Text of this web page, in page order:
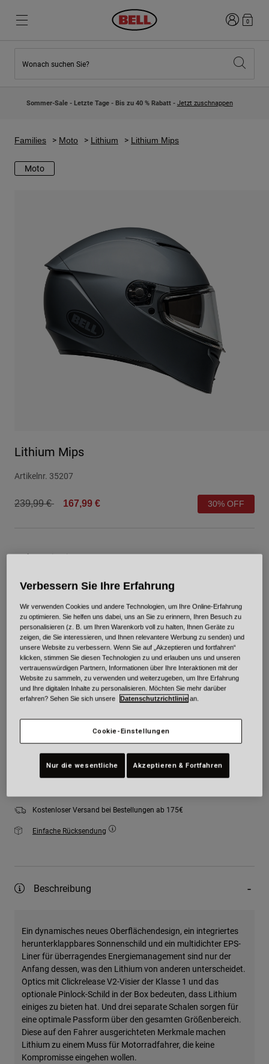
Neuzugänge
Kinder Motocrosshelme
Entdecken Moto
Motocross
Adventure
Ersatzteile
Neuzugänge
Lifestyle
Road & Gravel
Urban
Ersatzteile
Anmelden
0
Wonach suchen Sie?
Sommer-Sale - Letzte Tage - Bis zu 40 % Rabatt - Jetzt zuschnappen
Families Moto Lithium Lithium Mips
Moto
Lithium Mips
Artikelnr. 35207
Price reduced from
239,99 €to 167,99 € 30% OFF
Farben -Titanium Grau
ausgewählt
Größe Größentabelle
XS S M L XL 2XL
Kostenloser Versand bei Bestellungen ab 175€
Einfache Rücksendung
Beschreibung
Ein dynamisches neues Oberflächendesign, ein integriertes
herunterklappbares Sonnenschild und ein multidichter EPS-
Liner für überragendes Energiemanagement sind nur der
Anfang dessen, was den Lithium von anderen unterscheidet.
Optics mit Clickrelease V2-Visier der Klasse 1 und das
optionale Pinlock-Schild in der Box bedeuten, dass Lithium
einiges zu bieten hat. Und drei separate Schalen sorgen für
eine optimale Passform über den gesamten Größenbereich.
Diese auf den Fahrer ausgerichteten Merkmale machen
Lithium zu einem Muss für Motorradfahrer, die keine
Kompromisse eingehen wollen.
Verbessern Sie Ihre Erfahrung
Wir verwenden Cookies und andere Technologien, um Ihre Online-Erfahrung
zu optimieren. Sie helfen uns dabei, uns an Sie zu erinnern, Ihren Besuch zu
personalisieren (z. B. um Ihren Warenkorb voll zu halten, Ihnen Geräte zu
zeigen, die Sie interessieren, und Ihnen relevantere Werbung zu senden) und
unsere Website zu verbessern. Wenn Sie auf „Akzeptieren und fortfahren“
klicken, stimmen Sie diesen Technologien zu und erlauben uns und unseren
vertrauenswürdigen Partnern, Informationen über Ihre Interaktionen mit der
Website zu sammeln, zu verwenden und weiterzugeben, um Ihre Erfahrung
und Ihre digitalen Inhalte zu personalisieren. Möchten Sie mehr darüber
erfahren? Sehen Sie sich unsere
Datenschutzrichtlinie an.
Cookie-Einstellungen
Nur die wesentliche Akzeptieren & Fortfahren